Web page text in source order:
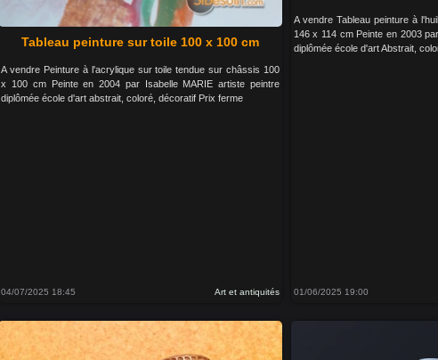
Tableau peinture sur toile 100 x 100 cm
A vendre Peinture à l'acrylique sur toile tendue sur châssis 100
x 100 cm Peinte en 2004 par Isabelle MARIE artiste peintre
diplômée école d'art abstrait, coloré, décoratif Prix ferme
04/07/2025 18:45 Art et antiquités
A vendre Tableau peinture à
146 x 114 cm Peinte en 2003
diplômée école d'art Abstrait,
01/06/2025 19:00